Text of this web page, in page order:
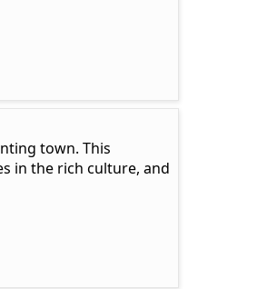
town. This
in the rich culture, and